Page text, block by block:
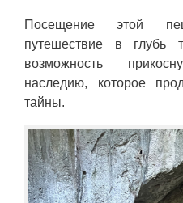
Посещение этой
путешествие в глубь
возможность
наследию, которое
тайны.